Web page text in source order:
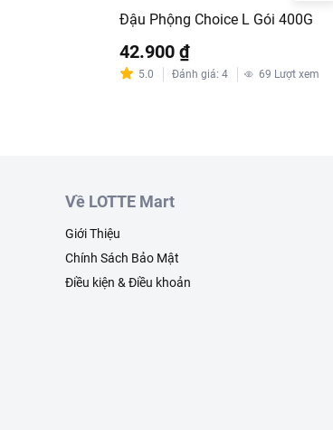
Đậu Phộng Choice L Gói 400G
42.900 ₫
5.0 Đánh giá: 4 69 Lượt xem
Về LOTTE Mart
Giới Thiệu
Chính Sách Bảo Mật
Điều kiện & Điều khoản